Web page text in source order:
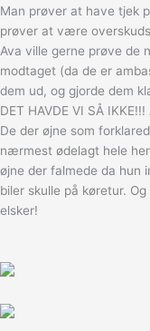
Man prøver at have tjek
prøver at være
Ava ville gerne prøve de
modtaget (da de er
dem ud, og gjorde dem
DET HAVDE VI SÅ
De der øjne som
nærmest ødelagt hele
øjne der falmede da hun
biler skulle på køretur.
elsker!